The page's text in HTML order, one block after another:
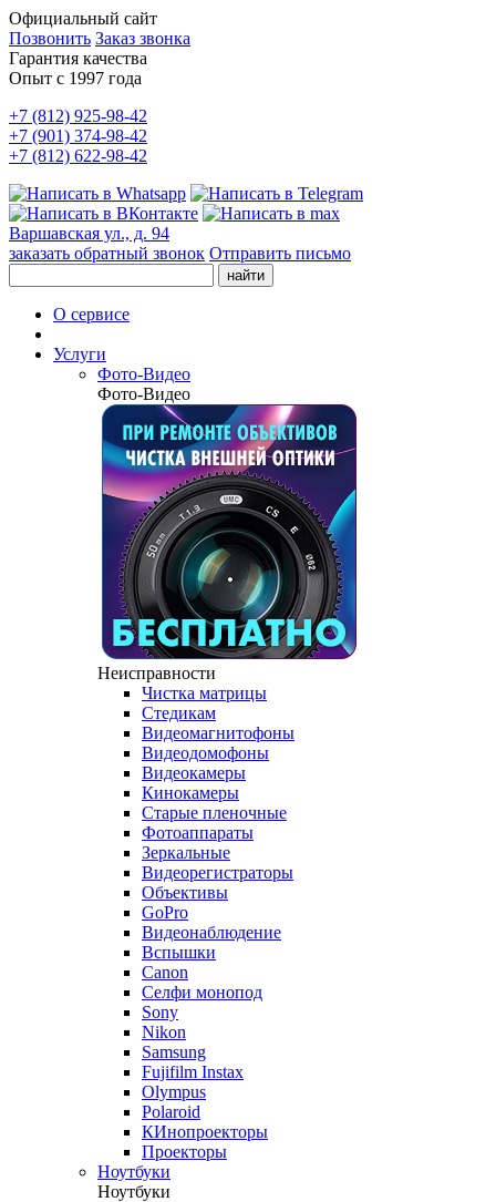
Официальный сайт
Позвонить Заказ звонка
Гарантия качества
Опыт с 1997 года
+7 (812) 925-98-42
+7 (901) 374-98-42
+7 (812) 622-98-42
Варшавская ул., д. 94
заказать обратный звонок Отправить письмо
О сервисе
Услуги
Фото-Видео
Фото-Видео
Неисправности
Чистка матрицы
Стедикам
Видеомагнитофоны
Видеодомофоны
Видеокамеры
Кинокамеры
Старые пленочные
Фотоаппараты
Зеркальные
Видеорегистраторы
Объективы
GoPro
Видеонаблюдение
Вспышки
Canon
Селфи монопод
Sony
Nikon
Samsung
Fujifilm Instax
Olympus
Polaroid
КИнопроекторы
Проекторы
Ноутбуки
Ноутбуки